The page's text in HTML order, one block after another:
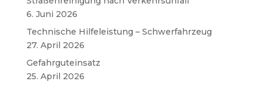
6. Juni 2026
Technische Hilfeleistung – Schwerfahrzeug
27. April 2026
Gefahrguteinsatz
25. April 2026